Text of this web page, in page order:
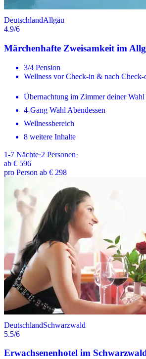
DeutschlandAllgäu
4.9/6
Märchenhafte Zweisamkeit im
3/4 Pension
Wellness vor Check-in & nach
Übernachtung im Zimmer deiner Wahl
4-Gang Wahl Abendessen
Wellnessbereich
8 weitere Inhalte
1-7 Nächte·2 Personen·
ab € 596
pro Person ab € 298
DeutschlandSchwarzwald
5.5/6
Erwachsenenhotel im